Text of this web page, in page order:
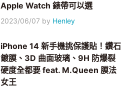
Apple Watch 錶帶可以選
2023/06/07 by Henley
iPhone 14 新手機挑保護貼！鑽石
鍍膜、3D 曲面玻璃、9H 防爆裂
硬度全都要 feat. M.Queen 膜法
女王